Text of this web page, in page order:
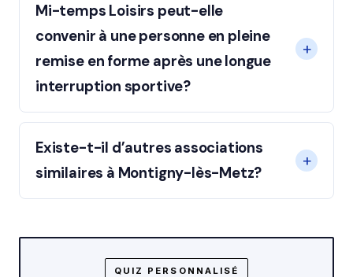
Mi-temps Loisirs peut-elle
convenir à une personne en pleine
remise en forme après une longue
interruption sportive?
Existe-t-il d’autres associations
similaires à Montigny-lès-Metz?
QUIZ PERSONNALISÉ